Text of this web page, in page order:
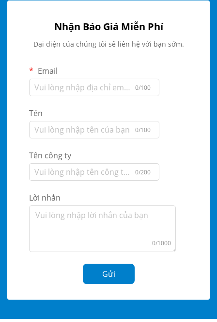
Nhận Báo Giá Miễn Phí
Đại diện của chúng tôi sẽ liên hệ với bạn sớm.
Email
0/100
Tên
0/100
Tên công ty
0/200
Lời nhắn
0/1000
Gửi